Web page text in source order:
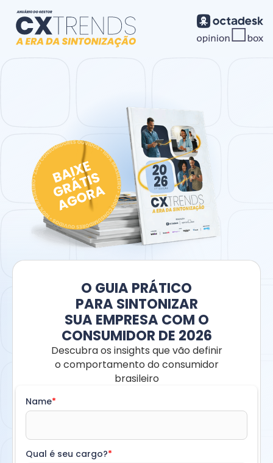
O GUIA PRÁTICO
PARA SINTONIZAR
SUA EMPRESA COM O
CONSUMIDOR DE 2026
Descubra os insights que vão definir
o comportamento do consumidor
brasileiro
Name*
Qual é seu cargo?*